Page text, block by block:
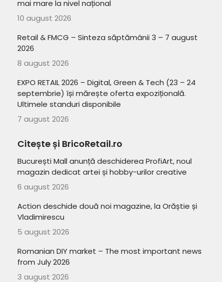
mai mare la nivel național
10 august 2026
Retail & FMCG – Sinteza săptămânii 3 – 7 august
2026
8 august 2026
EXPO RETAIL 2026 – Digital, Green & Tech (23 – 24
septembrie) își mărește oferta expozițională.
Ultimele standuri disponibile
7 august 2026
Citește și BricoRetail.ro
București Mall anunță deschiderea ProfiArt, noul
magazin dedicat artei și hobby-urilor creative
6 august 2026
Action deschide două noi magazine, la Orăștie și
Vladimirescu
5 august 2026
Romanian DIY market – The most important news
from July 2026
3 august 2026